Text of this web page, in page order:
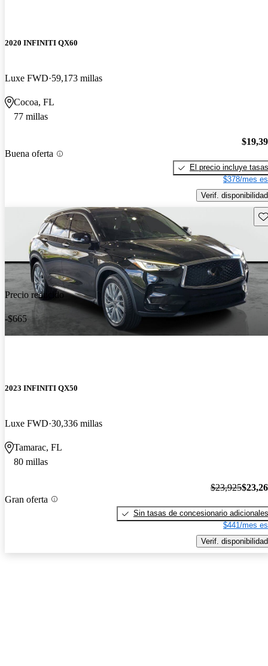
2020 INFINITI QX60
Luxe FWD 59,173 millas
Cocoa, FL
77 millas
Buena oferta
El precio incluye tasas
$378/mes
Verif. disponibilidad
Precio reducido
-$665
2023 INFINITI QX50
Luxe FWD 30,336 millas
Tamarac, FL
80 millas
Gran oferta
$23,925
Sin tasas de concesionario adicionales
$441/mes
Verif. disponibilidad